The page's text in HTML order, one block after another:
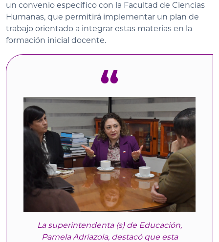
un convenio específico con la Facultad de Ciencias
Humanas, que permitirá implementar un plan de
trabajo orientado a integrar estas materias en la
formación inicial docente.
La superintendenta (s) de Educación,
Pamela Adriazola, destacó que esta